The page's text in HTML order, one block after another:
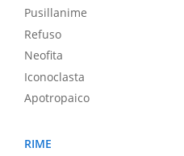
Pusillanime
Refuso
Neofita
Iconoclasta
Apotropaico
RIME